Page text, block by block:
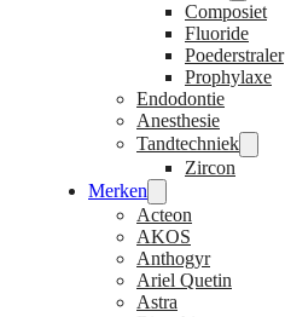
Composiet
Fluoride
Poederstraler
Prophylaxe
Endodontie
Anesthesie
Tandtechniek
Zircon
Merken
Acteon
AKOS
Anthogyr
Ariel Quetin
Astra